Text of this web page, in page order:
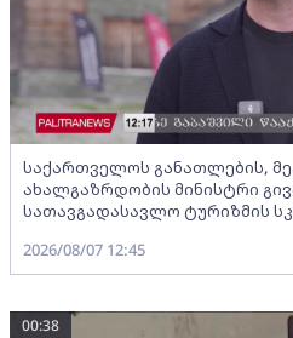
საქართველოს განათლების,
ახალგაზრდობის მინისტრი
სათავგადასავლო ტურიზმის
2026/08/07 12:45
00:38